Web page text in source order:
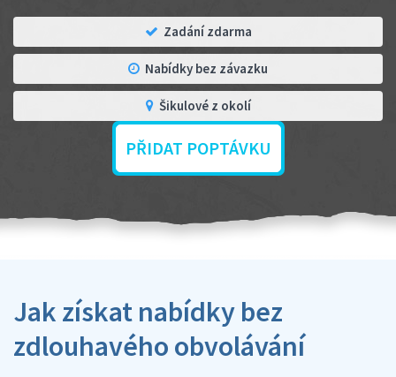
Zadání zdarma
Nabídky bez závazku
Šikulové z okolí
PŘIDAT POPTÁVKU
Jak získat nabídky bez
zdlouhavého obvolávání